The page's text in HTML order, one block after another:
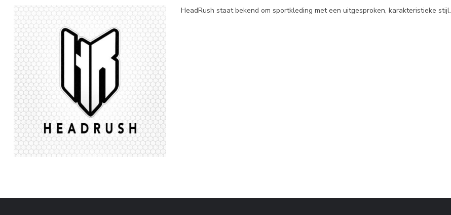
HeadRush staat bekend om sportkleding met een uitgesproken, karakteristieke stijl.